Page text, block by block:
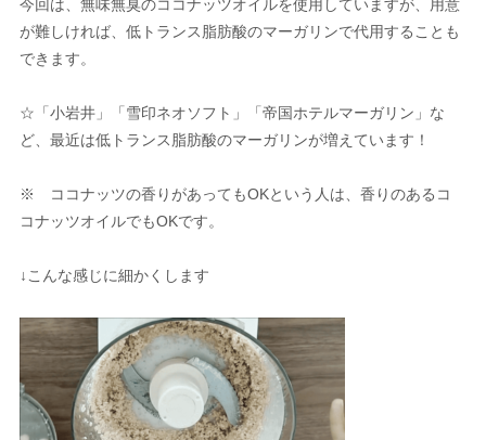
今回は、無味無臭のココナッツオイルを使用していますが、用意
が難しければ、低トランス脂肪酸のマーガリンで代用することも
できます。
☆「小岩井」「雪印ネオソフト」「帝国ホテルマーガリン」な
ど、最近は低トランス脂肪酸のマーガリンが増えています！
※ ココナッツの香りがあってもOKという人は、香りのあるコ
コナッツオイルでもOKです。
↓こんな感じに細かくします